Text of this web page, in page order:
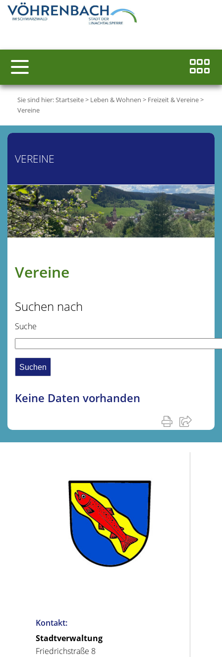
Sie sind hier:Startseite> Leben & Wohnen > Freizeit & Vereine>
Vereine
VEREINE
Vereine
Suchen nach
Suche
Keine Daten vorhanden
Kontakt:
Stadtverwaltung
Friedrichstraße 8